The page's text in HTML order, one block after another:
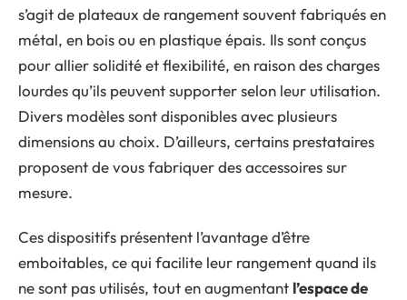
s’agit de plateaux de rangement souvent fabriqués en
métal, en bois ou en plastique épais. Ils sont conçus
pour allier solidité et flexibilité, en raison des charges
lourdes qu’ils peuvent supporter selon leur utilisation.
Divers modèles sont disponibles avec plusieurs
dimensions au choix. D’ailleurs, certains prestataires
proposent de vous fabriquer des accessoires sur
mesure.
Ces dispositifs présentent l’avantage d’être
emboitables, ce qui facilite leur rangement quand ils
ne sont pas utilisés, tout en augmentant l’espace de